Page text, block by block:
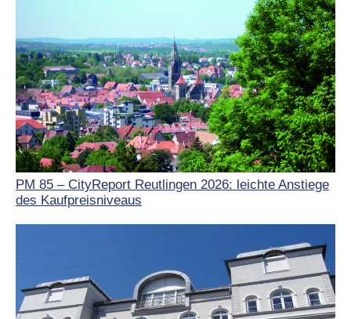
PM 85 – CityReport Reutlingen 2026: leichte Anstiege
des Kaufpreisniveaus